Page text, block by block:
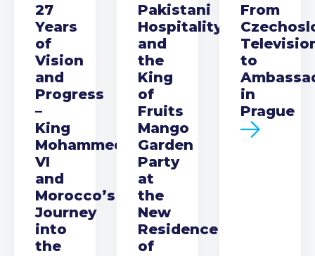
27
Years
of
Vision
and
Progress
–
King
Mohammed
VI
and
Morocco’s
Journey
into
the
Pakistani
Hospitality
and
the
King
of
Fruits
Mango
Garden
Party
at
the
New
Residence
of
From
to
in
Prague